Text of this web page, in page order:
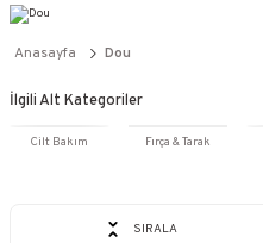
Anasayfa Dou
İlgili Alt Kategoriler
Cilt Bakım Fırça & Tarak
SIRALA